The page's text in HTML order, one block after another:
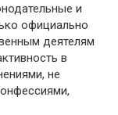
и
официально
деятелям
в
не